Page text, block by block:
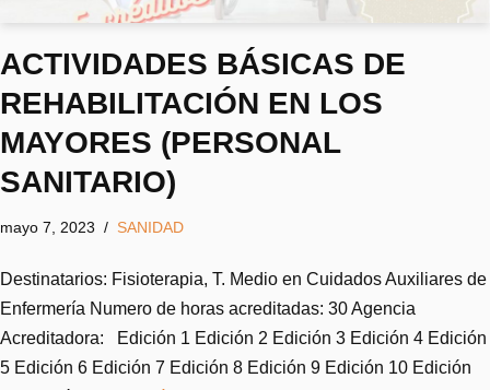
ACTIVIDADES BÁSICAS DE
REHABILITACIÓN EN LOS
MAYORES (PERSONAL
SANITARIO)
mayo 7, 2023 SANIDAD
Destinatarios: Fisioterapia, T. Medio en Cuidados Auxiliares de
Enfermería Numero de horas acreditadas: 30 Agencia
Acreditadora: Edición 1 Edición 2 Edición 3 Edición 4 Edición
5 Edición 6 Edición 7 Edición 8 Edición 9 Edición 10 Edición